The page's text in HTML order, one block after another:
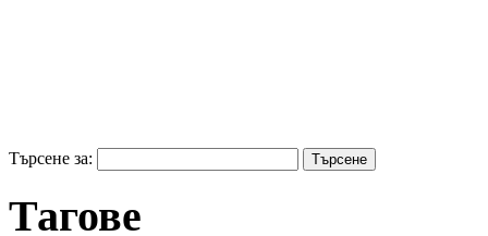
Търсене за:
Тагове